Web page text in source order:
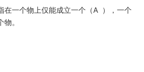
在一个物上仅能成立一个（A ），一个
。